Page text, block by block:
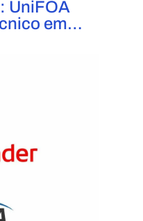
UniFOA
em